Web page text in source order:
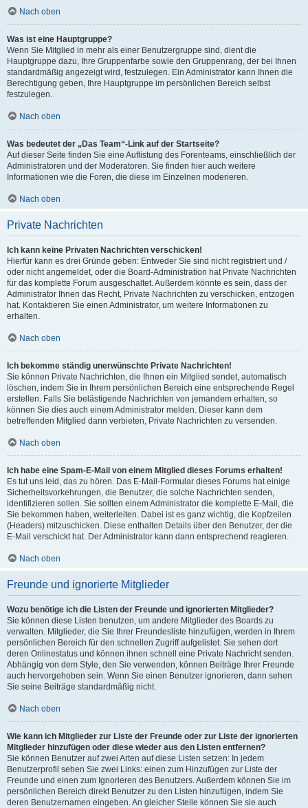
Nach oben
Was ist eine Hauptgruppe?
Wenn Sie Mitglied in mehr als einer Benutzergruppe sind, dient die
Hauptgruppe dazu, Ihre Gruppenfarbe sowie den Gruppenrang, der bei Ihnen
standardmäßig angezeigt wird, festzulegen. Ein Administrator kann Ihnen die
Berechtigung geben, Ihre Hauptgruppe im persönlichen Bereich selbst
festzulegen.
Nach oben
Was bedeutet der „Das Team“-Link auf der Startseite?
Auf dieser Seite finden Sie eine Auflistung des Forenteams, einschließlich der
Administratoren und der Moderatoren. Sie finden hier auch weitere
Informationen wie die Foren, die diese im Einzelnen moderieren.
Nach oben
Private Nachrichten
Ich kann keine Privaten Nachrichten verschicken!
Hierfür kann es drei Gründe geben: Entweder Sie sind nicht registriert und /
oder nicht angemeldet, oder die Board-Administration hat Private Nachrichten
für das komplette Forum ausgeschaltet. Außerdem könnte es sein, dass der
Administrator Ihnen das Recht, Private Nachrichten zu verschicken, entzogen
hat. Kontaktieren Sie einen Administrator, um weitere Informationen zu
erhalten.
Nach oben
Ich bekomme ständig unerwünschte Private Nachrichten!
Sie können Private Nachrichten, die Ihnen ein Mitglied sendet, automatisch
löschen, indem Sie in Ihrem persönlichen Bereich eine entsprechende Regel
erstellen. Falls Sie belästigende Nachrichten von jemandem erhalten, so
können Sie dies auch einem Administrator melden. Dieser kann dem
betreffenden Mitglied dann verbieten, Private Nachrichten zu versenden.
Nach oben
Ich habe eine Spam-E-Mail von einem Mitglied dieses Forums erhalten!
Es tut uns leid, das zu hören. Das E-Mail-Formular dieses Forums hat einige
Sicherheitsvorkehrungen, die Benutzer, die solche Nachrichten senden,
identifizieren sollen. Sie sollten einem Administrator die komplette E-Mail, die
Sie bekommen haben, weiterleiten. Dabei ist es ganz wichtig, die Kopfzeilen
(Headers) mitzuschicken. Diese enthalten Details über den Benutzer, der die
E-Mail verschickt hat. Der Administrator kann dann entsprechend reagieren.
Nach oben
Freunde und ignorierte Mitglieder
Wozu benötige ich die Listen der Freunde und ignorierten Mitglieder?
Sie können diese Listen benutzen, um andere Mitglieder des Boards zu
verwalten. Mitglieder, die Sie Ihrer Freundesliste hinzufügen, werden in Ihrem
persönlichen Bereich für den schnellen Zugriff aufgelistet. Sie sehen dort
deren Onlinestatus und können ihnen schnell eine Private Nachricht senden.
Abhängig von dem Style, den Sie verwenden, können Beiträge Ihrer Freunde
auch hervorgehoben sein. Wenn Sie einen Benutzer ignorieren, dann sehen
Sie seine Beiträge standardmäßig nicht.
Nach oben
Wie kann ich Mitglieder zur Liste der Freunde oder zur Liste der ignorierten
Mitglieder hinzufügen oder diese wieder aus den Listen entfernen?
Sie können Benutzer auf zwei Arten auf diese Listen setzen: In jedem
Benutzerprofil sehen Sie zwei Links: einen zum Hinzufügen zur Liste der
Freunde und einen zum Ignorieren des Benutzers. Außerdem können Sie im
persönlichen Bereich direkt Benutzer zu den Listen hinzufügen, indem Sie
deren Benutzernamen eingeben. An gleicher Stelle können Sie sie auch